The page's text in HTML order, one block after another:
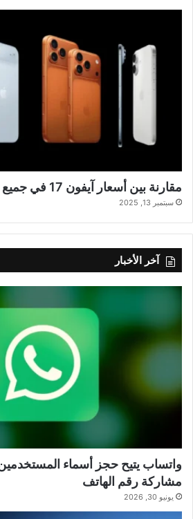
مقارنة بين أسعار آيفون 17 في جميع الدول العربية
سبتمبر 13, 2025
آخر الأخبار
واتساب يتيح حجز أسماء
مشاركة رقم الهاتف
يونيو 30, 2026